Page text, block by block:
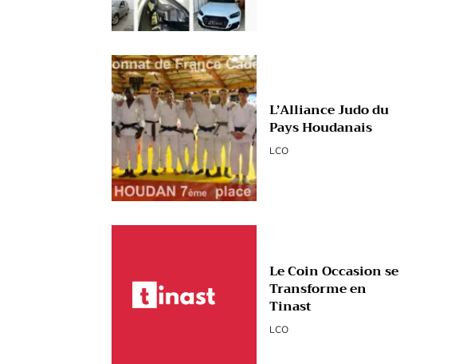
L’Alliance Judo du
Pays Houdanais
LCO
Le Coin Occasion se
Transforme en
Tinast
LCO